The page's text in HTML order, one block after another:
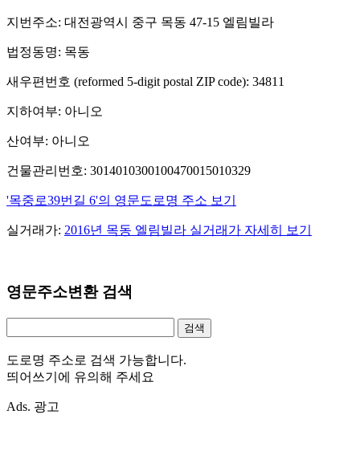
지번주소: 대전광역시 중구 목동 47-15 엘림빌라
법정동명: 목동
새우편번호 (reformed 5-digit postal ZIP code): 34811
지하여부: 아니오
산여부: 아니오
건물관리번호: 3014010300100470015010329
'목중로39번길 6'의 영문도로명 주소 보기
실거래가: 2016년 목동 엘림빌라 실거래가 자세히 보기
영문주소변환 검색
도로명 주소로 검색 가능합니다.
띄어쓰기에 유의해 주세요
Ads. 광고